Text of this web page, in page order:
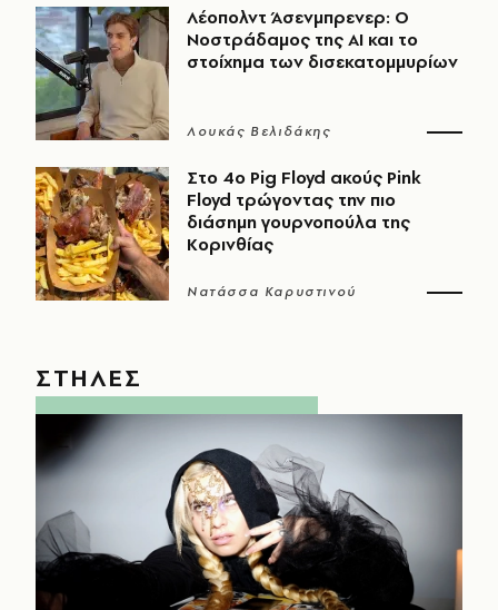
Λέοπολντ Άσενμπρενερ: Ο
Νοστράδαμος της AI και το
στοίχημα των δισεκατομμυρίων
Λουκάς Βελιδάκης
Στο 4ο Pig Floyd ακούς Pink
Floyd τρώγοντας την πιο
διάσημη γουρνοπούλα της
Κορινθίας
Νατάσσα Καρυστινού
ΣΤΗΛΕΣ